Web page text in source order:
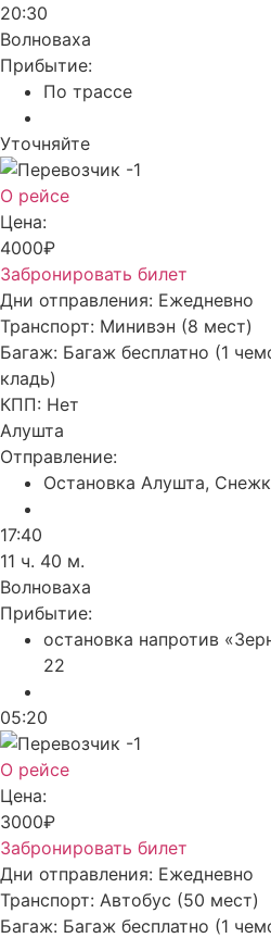
20:30
Волноваха
Прибытие:
По трассе
Уточняйте
О рейсе
Цена:
4000₽
Забронировать билет
Дни отправления: Ежедневно
Транспорт: Минивэн (8 мест)
Багаж: Багаж бесплатно (1
кладь)
КПП: Нет
Алушта
Отправление:
Остановка Алушта,
17:40
11 ч. 40 м.
Волноваха
Прибытие:
остановка напротив
22
05:20
О рейсе
Цена:
3000₽
Забронировать билет
Дни отправления: Ежедневно
Транспорт: Автобус (50 мест)
Багаж: Багаж бесплатно (1